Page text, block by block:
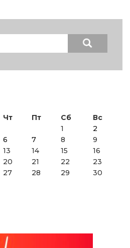
Чт Пт Сб
Вс
1
2
6 7 8
9
13 14 15
16
20 21 22
23
27 28 29
30